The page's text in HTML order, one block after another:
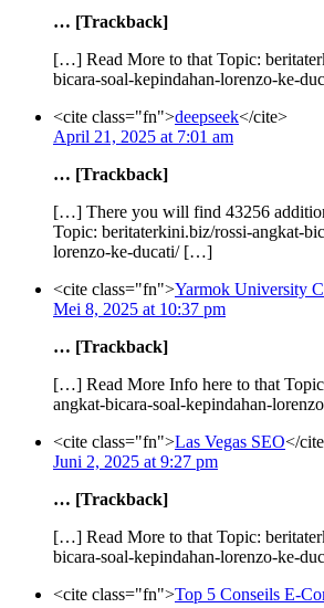
… [Trackback]
[…] Read More to that Topic:
bicara-soal-kepindahan-lorenzo-ke-
<cite class="fn">deepseek</cite>
April 21, 2025 at 7:01 am
… [Trackback]
[…] There you will find 43256
Topic: beritaterkini.biz/rossi-angkat-
lorenzo-ke-ducati/ […]
<cite class="fn">Yarmok University
Mei 8, 2025 at 10:37 pm
… [Trackback]
[…] Read More Info here to that
angkat-bicara-soal-kepindahan-
<cite class="fn">Las Vegas SEO</
Juni 2, 2025 at 9:27 pm
… [Trackback]
[…] Read More to that Topic:
bicara-soal-kepindahan-lorenzo-ke-
<cite class="fn">Top 5 Conseils E-